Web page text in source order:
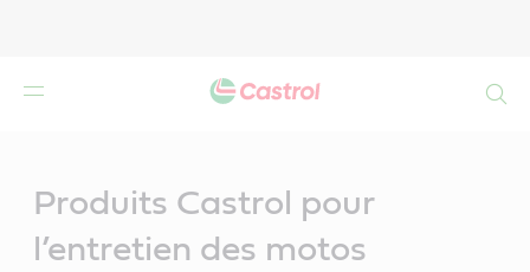
Produits Castrol pour
l’entretien des motos